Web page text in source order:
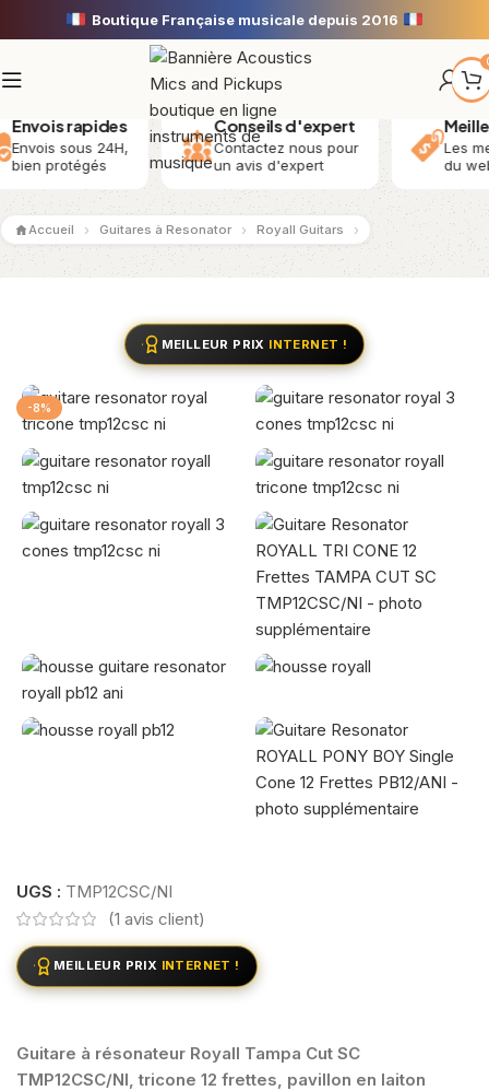
Boutique Française musicale depuis 2016
24H,
Conseils d'expert
Contactez nous pour
un avis d'expert
Meilleurs tarifs
Les meilleurs
du web
Accueil Guitares à Resonator Royall Guitars
MEILLEUR PRIX INTERNET !
-8%
UGS : TMP12CSC/NI
(1 avis client)
MEILLEUR PRIX INTERNET !
Guitare à résonateur Royall Tampa Cut SC
TMP12CSC/NI, tricone 12 frettes, pavillon en laiton